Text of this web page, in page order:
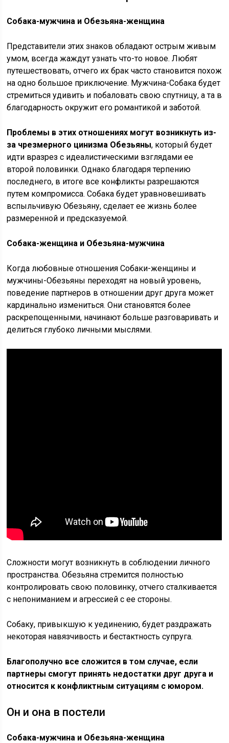
Собака-мужчина и Обезьяна-женщина
Представители этих знаков обладают острым живым
умом, всегда жаждут узнать что-то новое. Любят
путешествовать, отчего их брак часто становится похож
на одно большое приключение. Мужчина-Собака будет
стремиться удивить и побаловать свою спутницу, а та в
благодарность окружит его романтикой и заботой.
Проблемы в этих отношениях могут возникнуть из-
за чрезмерного цинизма Обезьяны, который будет
идти вразрез с идеалистическими взглядами ее
второй половинки. Однако благодаря терпению
последнего, в итоге все конфликты разрешаются
путем компромисса. Собака будет уравновешивать
вспыльчивую Обезьяну, сделает ее жизнь более
размеренной и предсказуемой.
Собака-женщина и Обезьяна-мужчина
Когда любовные отношения Собаки-женщины и
мужчины-Обезьяны переходят на новый уровень,
поведение партнеров в отношении друг друга может
кардинально измениться. Они становятся более
раскрепощенными, начинают больше разговаривать и
делиться глубоко личными мыслями.
Сложности могут возникнуть в соблюдении личного
пространства. Обезьяна стремится полностью
контролировать свою половинку, отчего сталкивается
с непониманием и агрессией с ее стороны.
Собаку, привыкшую к уединению, будет раздражать
некоторая навязчивость и бестактность супруга.
Благополучно все сложится в том случае, если
партнеры смогут принять недостатки друг друга и
относится к конфликтным ситуациям с юмором.
Он и она в постели
Собака-мужчина и Обезьяна-женщина